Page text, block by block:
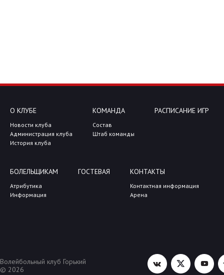
О КЛУБЕ
Новости клуба
Администрация клуба
История клуба
КОМАНДА
Состав
Штаб команды
РАСПИСАНИЕ ИГР
БОЛЕЛЬЩИКАМ
Атрибутика
Информация
ГОСТЕВАЯ КОНТАКТЫ
Контактная информация
Арена
Волейбольный клуб Горький
© 2026